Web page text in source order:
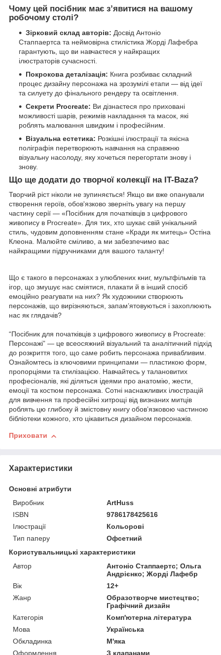
Чому цей посібник має з’явитися на вашому
робочому столі?
Зірковий склад авторів: Досвід Антоніо
Стаппаертса та неймовірна стилістика Жорді Лафебра
гарантують, що ви навчаєтеся у найкращих
ілюстраторів сучасності.
Покрокова деталізація: Книга розбиває складний
процес дизайну персонажа на зрозумілі етапи — від ідеї
та силуету до фінального рендеру та освітлення.
Секрети Procreate: Ви дізнаєтеся про приховані
можливості шарів, режимів накладання та масок, які
роблять малювання швидким і професійним.
Візуальна естетика: Розкішні ілюстрації та якісна
поліграфія перетворюють навчання на справжню
візуальну насолоду, яку хочеться перегортати знову і
знову.
Що ще додати до творчої колекції на IT-Baza?
Творчий ріст ніколи не зупиняється! Якщо ви вже опанували
створення героїв, обов'язково зверніть увагу на першу
частину серії — «Посібник для початківців з цифрового
живопису в Procreate». Для тих, хто шукає свій унікальний
стиль, чудовим доповненням стане «Кради як митець» Остіна
Клеона. Малюйте сміливо, а ми забезпечимо вас
найкращими підручниками для вашого таланту!
Що є такого в персонажах з улюблених книг, мультфільмів та
ігор, що змушує нас сміятися, плакати й в інший спосіб
емоційно реагувати на них? Як художники створюють
персонажів, що вирізняються, запам’ятовуються і захоплюють
нас як глядачів?
“Посібник для початківців з цифрового живопису в Procreate:
Персонажі” — це всеосяжний візуальний та аналітичний підхід
до розкриття того, що саме робить персонажа привабливим.
Ознайомтесь із ключовими принципами — пластикою форм,
пропорціями та стилізацією. Навчайтесь у талановитих
професіоналів, які діляться ідеями про анатомію, жести,
емоції та костюм персонажа. Сотні наснажливих ілюстрацій
для вивчення та професійні хитрощі від визнаних митців
роблять цю глибоку й змістовну книгу обов’язковою частиною
бібліотеки кожного, хто цікавиться дизайном персонажів.
Приховати
Характеристики
Основні атрибути
Виробник
ArtHuss
ISBN
9786178425616
Ілюстрації
Кольорові
Тип паперу
Офсетний
Користувальницькі характеристики
Автор
Антоніо Стаппаертс; Ольга
Андрієнко; Жорді Лафебр
Вік
12+
Жанр
Образотворче мистецтво;
Графічний дизайн
Категорія
Комп'ютерна література
Мова
Українська
Обкладинка
М'яка
Оформлення
З клапанами